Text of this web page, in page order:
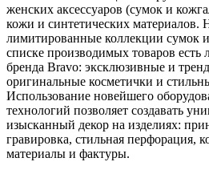
женских аксессуаров (сумок и
кожи и синтетических материалов.
лимитированные коллекции сумок
списке производимых товаров есть
бренда Bravo: эксклюзивные и
оригинальные косметички и
Использование новейшего
технологий позволяет создавать
изысканный декор на изделиях:
гравировка, стильная перфорация,
материалы и фактуры.